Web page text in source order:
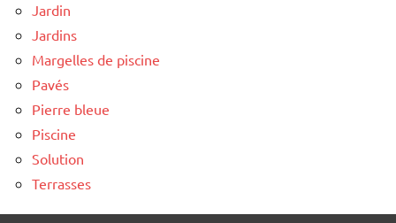
Jardin
Jardins
Margelles de piscine
Pavés
Pierre bleue
Piscine
Solution
Terrasses